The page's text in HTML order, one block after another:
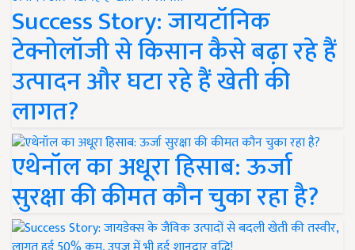
Success Story: जायटॉनिक
टेक्नोलॉजी से किसान कैसे बढ़ा रहे हैं
उत्पादन और घटा रहे हैं खेती की
लागत?
एथेनॉल का अधूरा हिसाब: ऊर्जा
सुरक्षा की कीमत कौन चुका रहा है?